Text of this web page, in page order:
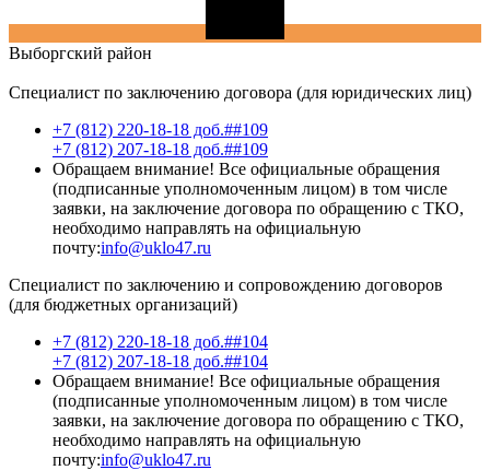
Выборгский район
Специалист по заключению договора (для юридических лиц)
+7 (812) 220-18-18 доб.##109
+7 (812) 207-18-18 доб.##109
Обращаем внимание! Все официальные обращения
(подписанные уполномоченным лицом) в том числе
заявки, на заключение договора по обращению с ТКО,
необходимо направлять на официальную
почту:info@uklo47.ru
Специалист по заключению и сопровождению договоров
(для бюджетных организаций)
+7 (812) 220-18-18 доб.##104
+7 (812) 207-18-18 доб.##104
Обращаем внимание! Все официальные обращения
(подписанные уполномоченным лицом) в том числе
заявки, на заключение договора по обращению с ТКО,
необходимо направлять на официальную
почту:info@uklo47.ru